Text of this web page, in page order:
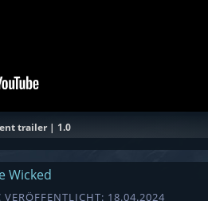
trailer | 1.0
Wicked
VERÖFFENTLICHT: 18.04.2024